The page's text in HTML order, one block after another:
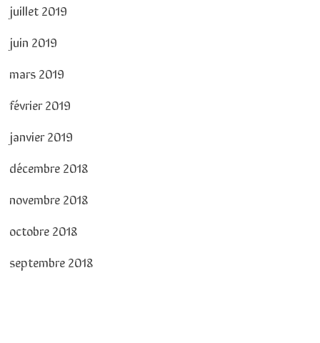
juillet 2019
juin 2019
mars 2019
février 2019
janvier 2019
décembre 2018
novembre 2018
octobre 2018
septembre 2018